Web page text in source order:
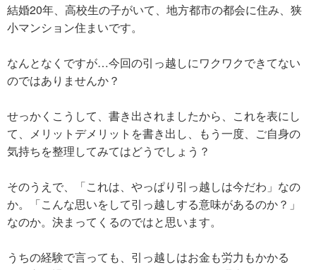
結婚20年、高校生の子がいて、地方都市の都会に住み、狭
小マンション住まいです。
なんとなくですが…今回の引っ越しにワクワクできてない
のではありませんか？
せっかくこうして、書き出されましたから、これを表にし
て、メリットデメリットを書き出し、もう一度、ご自身の
気持ちを整理してみてはどうでしょう？
そのうえで、「これは、やっぱり引っ越しは今だわ」なの
か。「こんな思いをして引っ越しする意味があるのか？」
なのか。決まってくるのではと思います。
うちの経験で言っても、引っ越しはお金も労力もかかる